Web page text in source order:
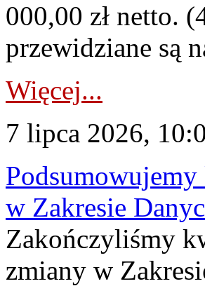
000,00 zł netto.
przewidziane są
Więcej...
7 lipca 2026,
w Zakresie
Zakończyliśmy
zmiany w